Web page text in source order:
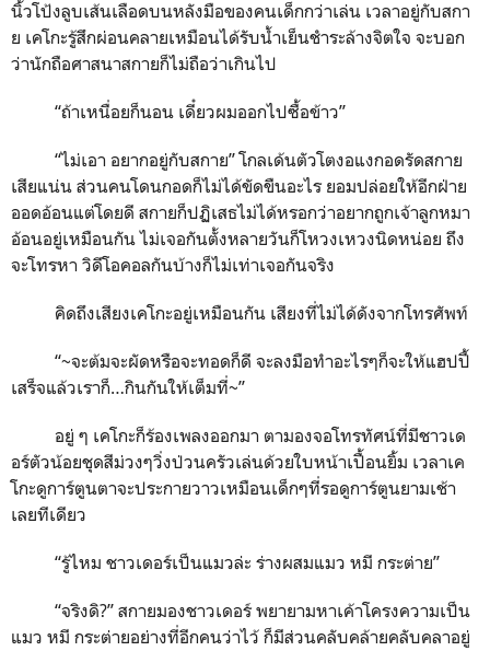
นิ้วโป้งลูบเส้นเลือดบนหลังมือของคนเด็กกว่าเล่น เวลาอยู่กับสกา
ย เคโกะรู้สึกผ่อนคลายเหมือนได้รับน้ำเย็นชำระล้างจิตใจ จะบอก
ว่านักถือศาสนาสกายก็ไม่ถือว่าเกินไป
“ถ้าเหนื่อยก็นอน เดี๋ยวผมออกไปซื้อข้าว”
“ไม่เอา อยากอยู่กับสกาย”โกลเด้นตัวโตงอแงกอดรัดสกาย
เสียแน่น ส่วนคนโดนกอดก็ไม่ได้ขัดขืนอะไร ยอมปล่อยให้อีกฝ่าย
ออดอ้อนแต่โดยดี สกายก็ปฏิเสธไม่ได้หรอกว่าอยากถูกเจ้าลูกหมา
อ้อนอยู่เหมือนกัน ไม่เจอกันตั้งหลายวันก็โหวงเหวงนิดหน่อย ถึง
จะโทรหา วิดีโอคอลกันบ้างก็ไม่เท่าเจอกันจริง
คิดถึงเสียงเคโกะอยู่เหมือนกัน เสียงที่ไม่ได้ดังจากโทรศัพท์
“~จะต้มจะผัดหรือจะทอดก็ดี จะลงมือทำอะไรๆก็จะให้แฮปปี้
เสร็จแล้วเราก็…กินกันให้เต็มที่~”
อยู่ ๆ เคโกะก็ร้องเพลงออกมา ตามองจอโทรทัศน์ที่มีชาวเด
อร์ตัวน้อยชุดสีม่วงๆวิ่งป่วนครัวเล่นด้วยใบหน้าเปื้อนยิ้ม เวลาเค
โกะดูการ์ตูนตาจะประกายวาวเหมือนเด็กๆที่รอดูการ์ตูนยามเช้า
เลยทีเดียว
“รู้ไหม ชาวเดอร์เป็นแมวล่ะ ร่างผสมแมว หมี กระต่าย”
“จริงดิ?” สกายมองชาวเดอร์ พยายามหาเค้าโครงความเป็น
แมว หมี กระต่ายอย่างที่อีกคนว่าไว้ ก็มีส่วนคลับคล้ายคลับคลาอยู่